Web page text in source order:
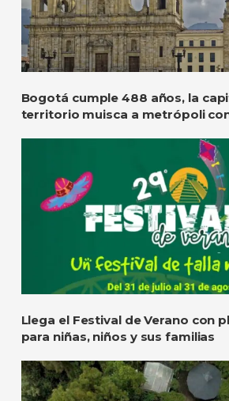
Bogotá cumple 488 años, la
territorio muisca a metrópoli
Llega el Festival de Verano con
para niñas, niños y sus familias